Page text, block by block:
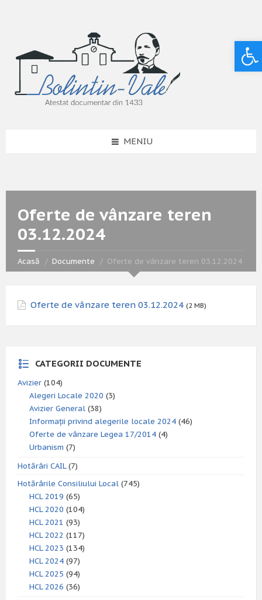
MENIU
Oferte de vânzare teren
03.12.2024
Acasă Documente Oferte de vânzare teren 03.12.2024
Oferte de vânzare teren 03.12.2024 (2 MB)
CATEGORII DOCUMENTE
Avizier (104)
Alegeri Locale 2020 (3)
Avizier General (38)
Informații privind alegerile locale 2024 (46)
Oferte de vânzare Legea 17/2014 (4)
Urbanism (7)
Hotărâri CAIL(7)
Hotărârile Consiliului Local (745)
HCL 2019 (65)
HCL 2020 (104)
HCL 2021 (93)
HCL 2022 (117)
HCL 2023 (134)
HCL 2024 (97)
HCL 2025 (94)
HCL 2026 (36)
Deschide bara de unelte